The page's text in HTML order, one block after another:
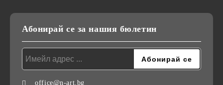
Абонирай се за нашия бюлетин
office@n-art.bg